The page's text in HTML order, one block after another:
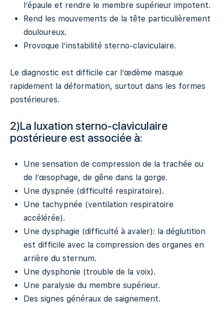
l’épaule et rendre le membre supérieur impotent.
Rend les mouvements de la tête particulièrement
douloureux.
Provoque l’instabilité sterno-claviculaire.
Le diagnostic est difficile car l’œdème masque
rapidement la déformation, surtout dans les formes
postérieures.
2)La luxation sterno-claviculaire
postérieure est associée à:
Une sensation de compression de la trachée ou
de l’œsophage, de gêne dans la gorge.
Une dyspnée (difficulté respiratoire).
Une tachypnée (ventilation respiratoire
accélérée).
Une dysphagie (difficulté à avaler): la déglutition
est difficile avec la compression des organes en
arrière du sternum.
Une dysphonie (trouble de la voix).
Une paralysie du membre supérieur.
Des signes généraux de saignement.